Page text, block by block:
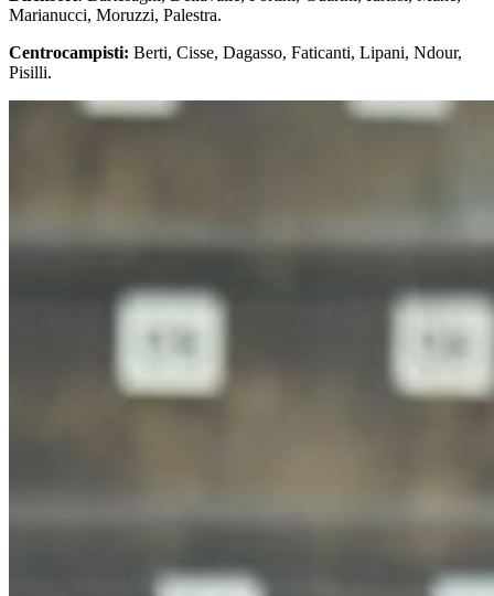
Marianucci, Moruzzi, Palestra.
Centrocampisti: Berti, Cisse, Dagasso, Faticanti, Lipani, Ndour,
Pisilli.